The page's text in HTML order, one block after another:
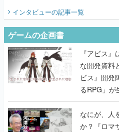
インタビューの記事一覧
ゲームの企画書
『アビス
な開発資料
ビス』開発
るRPG」が
書】
なにが、人
か？『ロマ